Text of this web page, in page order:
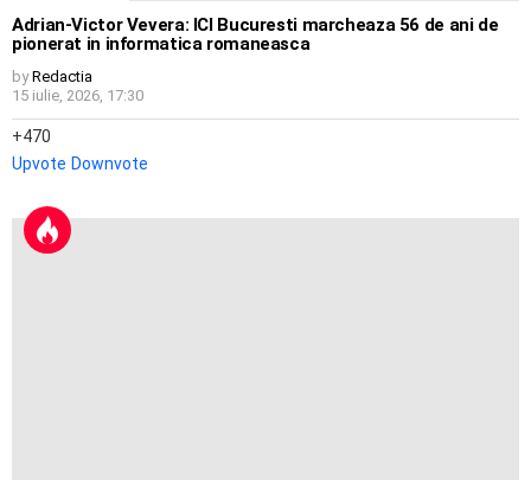
Adrian-Victor Vevera: ICI Bucuresti marcheaza 56 de ani de
pionerat in informatica romaneasca
by Redactia
15 iulie, 2026, 17:30
470
Upvote Downvote